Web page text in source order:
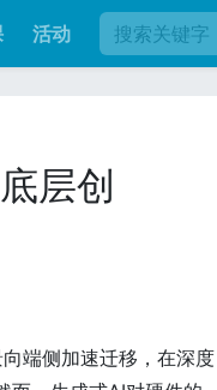
活动
层创
端侧加速迁移，在深度